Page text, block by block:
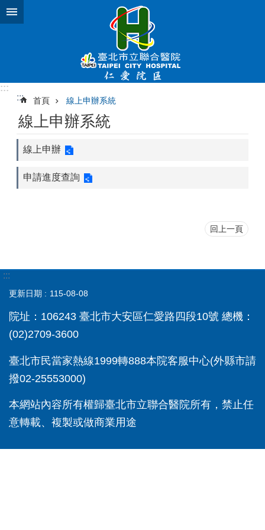
跳到主要內容區塊
:::
:::
首頁 線上申辦系統
線上申辦系統
線上申辦
申請進度查詢
回上一頁
:::
更新日期 115-08-08
院址：106243 臺北市大安區仁愛路四段10號 總機：
(02)2709-3600
臺北市民當家熱線1999轉888本院客服中心(外縣市請
撥02-25553000)
本網站內容所有權歸臺北市立聯合醫院所有，禁止任
意轉載、複製或做商業用途